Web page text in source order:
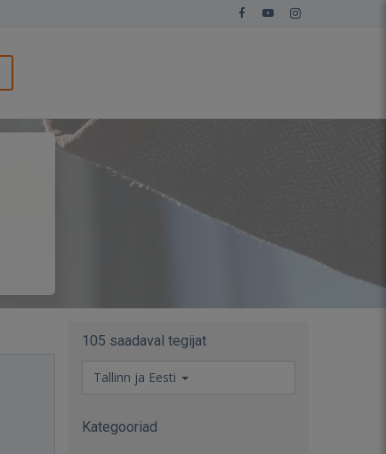
105 saadaval tegijat
Tallinn ja Eesti
Kategooriad